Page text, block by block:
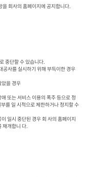
회사의 홈페이지에 공지합니다.
중단할 수 있습니다.
또는 서비스 이용의 폭주 등으로 정
를 일 시적으로 제한하거나 정지할 수
일시 중단된 경우 회 사의 홈페이지
재개합니 다.